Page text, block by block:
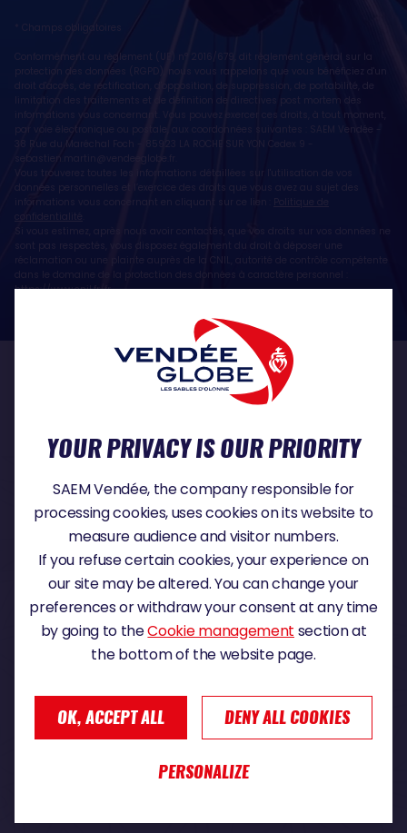
* Champs obligatoires
Conformément au règlement (UE) n° 2016/679, dit règlement général sur la
protection des données (RGPD), nous vous rappelons que vous bénéficiez d'un
droit d'accès, de rectification, d'opposition, de suppression, de portabilité, de
limitation des traitements et de définition de directives post mortem des
informations vous concernant. Vous pouvez exercer ces droits, à tout moment,
par voie électronique ou postale, aux coordonnées suivantes : SAEM Vendée -
38 Rue du Maréchal Foch - 85923 LA ROCHE SUR YON Cedex 9 -
sebastien.martin@vendeeglobe.fr
Vous trouverez toutes les informations détaillées sur l'utilisation de vos
données personnelles et l’exercice des droits que vous avez au sujet des
informations vous concernant en cliquant sur ce lien :
Politique de
confidentialité
Si vous estimez, après nous avoir contactés, que vos droits sur vos données ne
sont pas respectés, vous disposez également du droit à déposer une
réclamation ou une plainte auprès de la CNIL, autorité de contrôle compétente
dans le domaine de la protection des données à caractère personnel :
https://www.cnil.fr/fr
OUR PARTNERS
TITLE PARTNER
MAJOR PARTNER
PREMIUM PARTNER
YOUR PRIVACY IS OUR PRIORITY
SAEM Vendée, the company responsible for
processing cookies, uses cookies on its website to
measure audience and visitor numbers.
If you refuse certain cookies, your experience on
our site may be altered. You can change your
preferences or withdraw your consent at any time
by going to theCookie management section at
the bottom of the website page.
OK, ACCEPT ALL DENY ALL COOKIES
PERSONALIZE